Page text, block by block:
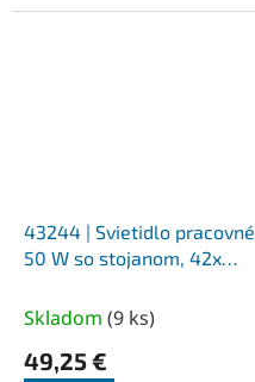
43244 | Svietidlo pracovné
50 W so stojanom, 42x
Skladom (9 ks)
49,25 €